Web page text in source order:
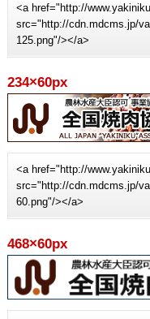
<a href="http://
src="http://cdn.mdcms.jp/
125.png"/></a>
234×60px
<a href="http://
src="http://cdn.mdcms.jp/
60.png"/></a>
468×60px